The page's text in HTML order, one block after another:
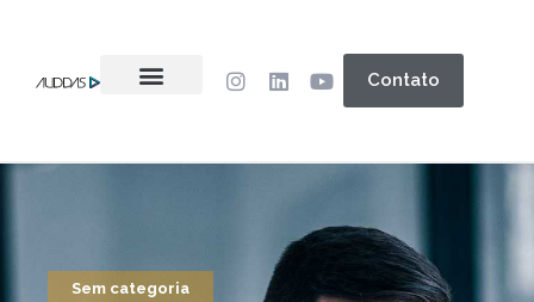
Contato
Sem categoria